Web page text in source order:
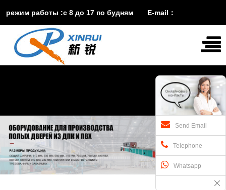
режим работы :с 8 до 17 по будням E-mail：
vira@xinruisuji.comWhatsApp： 
Send Email
Telephone
Whatsapp